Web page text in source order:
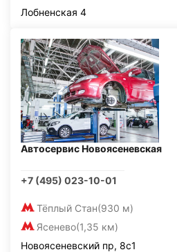
Лобненская 4
Автосервис Новоясеневская
+7 (495) 023-10-01
Тёплый Стан(930 м)
Ясенево(1,35 км)
Новоясеневский пр, 8с1